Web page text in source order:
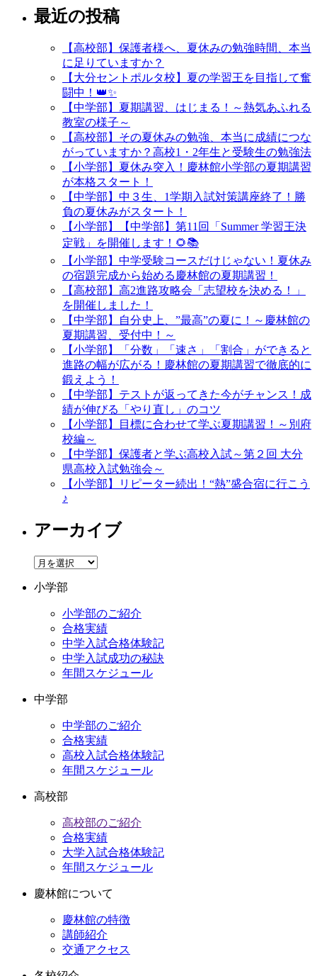
最近の投稿
【高校部】保護者様へ、夏休みの勉強時間、本当
に足りていますか？
【大分セントポルタ校】夏の学習王を目指して奮
闘中！👑✨
【中学部】夏期講習、はじまる！～熱気あふれる
教室の様子～
【高校部】その夏休みの勉強、本当に成績につな
がっていますか？高校1・2年生と受験生の勉強法
【小学部】夏休み突入！慶林館小学部の夏期講習
が本格スタート！
【中学部】中３生、1学期入試対策講座終了！勝
負の夏休みがスタート！
【小学部】【中学部】第11回「Summer 学習王決
定戦」を開催します！🌻📚
【小学部】中学受験コースだけじゃない！夏休み
の宿題完成から始める慶林館の夏期講習！
【高校部】高2進路攻略会「志望校を決める！」
を開催しました！
【中学部】自分史上、”最高”の夏に！～慶林館の
夏期講習、受付中！～
【小学部】「分数」「速さ」「割合」ができると
進路の幅が広がる！慶林館の夏期講習で徹底的に
鍛えよう！
【中学部】テストが返ってきた今がチャンス！成
績が伸びる「やり直し」のコツ
【小学部】目標に合わせて学ぶ夏期講習！～別府
校編～
【中学部】保護者と学ぶ高校入試～第２回 大分
県高校入試勉強会～
【小学部】リピーター続出！“熱”盛合宿に行こう
♪
アーカイブ
ア
カ
小学部
小学部のご紹介
合格実績
中学入試合格体験記
中学入試成功の秘訣
年間スケジュール
中学部
中学部のご紹介
合格実績
高校入試合格体験記
年間スケジュール
高校部
高校部のご紹介
合格実績
大学入試合格体験記
年間スケジュール
慶林館について
慶林館の特徴
講師紹介
交通アクセス